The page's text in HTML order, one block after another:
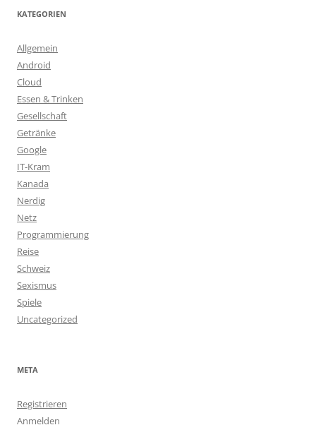
KATEGORIEN
Allgemein
Android
Cloud
Essen & Trinken
Gesellschaft
Getränke
Google
IT-Kram
Kanada
Nerdig
Netz
Programmierung
Reise
Schweiz
Sexismus
Spiele
Uncategorized
META
Registrieren
Anmelden